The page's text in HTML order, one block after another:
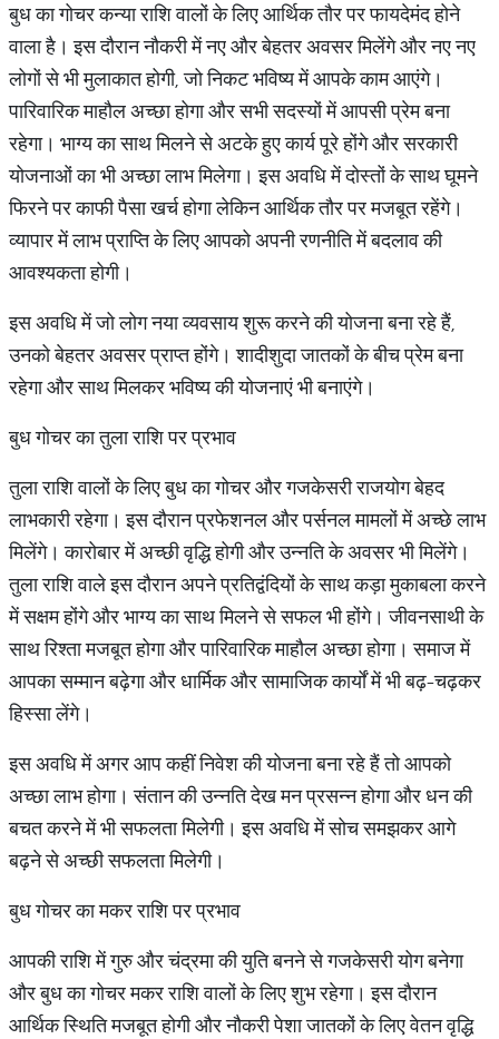
बुध का गोचर कन्या राशि वालों के लिए आर्थिक तौर पर फायदेमंद होने
वाला है। इस दौरान नौकरी में नए और बेहतर अवसर मिलेंगे और नए नए
लोगों से भी मुलाकात होगी, जो निकट भविष्य में आपके काम आएंगे।
पारिवारिक माहौल अच्छा होगा और सभी सदस्यों में आपसी प्रेम बना
रहेगा। भाग्य का साथ मिलने से अटके हुए कार्य पूरे होंगे और सरकारी
योजनाओं का भी अच्छा लाभ मिलेगा। इस अवधि में दोस्तों के साथ घूमने
फिरने पर काफी पैसा खर्च होगा लेकिन आर्थिक तौर पर मजबूत रहेंगे।
व्यापार में लाभ प्राप्ति के लिए आपको अपनी रणनीति में बदलाव की
आवश्यकता होगी।
इस अवधि में जो लोग नया व्यवसाय शुरू करने की योजना बना रहे हैं,
उनको बेहतर अवसर प्राप्त होंगे। शादीशुदा जातकों के बीच प्रेम बना
रहेगा और साथ मिलकर भविष्य की योजनाएं भी बनाएंगे।
बुध गोचर का तुला राशि पर प्रभाव
तुला राशि वालों के लिए बुध का गोचर और गजकेसरी राजयोग बेहद
लाभकारी रहेगा। इस दौरान प्रफेशनल और पर्सनल मामलों में अच्छे लाभ
मिलेंगे। कारोबार में अच्छी वृद्धि होगी और उन्नति के अवसर भी मिलेंगे।
तुला राशि वाले इस दौरान अपने प्रतिद्वंदियों के साथ कड़ा मुकाबला करने
में सक्षम होंगे और भाग्य का साथ मिलने से सफल भी होंगे। जीवनसाथी के
साथ रिश्ता मजबूत होगा और पारिवारिक माहौल अच्छा होगा। समाज में
आपका सम्मान बढ़ेगा और धार्मिक और सामाजिक कार्यों में भी बढ़-चढ़कर
हिस्सा लेंगे।
इस अवधि में अगर आप कहीं निवेश की योजना बना रहे हैं तो आपको
अच्छा लाभ होगा। संतान की उन्नति देख मन प्रसन्न होगा और धन की
बचत करने में भी सफलता मिलेगी। इस अवधि में सोच समझकर आगे
बढ़ने से अच्छी सफलता मिलेगी।
बुध गोचर का मकर राशि पर प्रभाव
आपकी राशि में गुरु और चंद्रमा की युति बनने से गजकेसरी योग बनेगा
और बुध का गोचर मकर राशि वालों के लिए शुभ रहेगा। इस दौरान
आर्थिक स्थिति मजबूत होगी और नौकरी पेशा जातकों के लिए वेतन वृद्धि